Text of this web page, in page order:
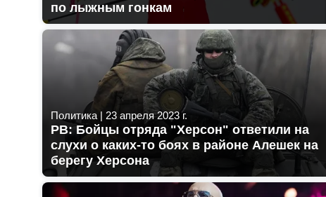
по лыжным гонкам
Политика | 23 апреля 2023 г.
РВ: Бойцы отряда "Херсон" ответили на
слухи о каких-то боях в районе Алешек на
берегу Херсона